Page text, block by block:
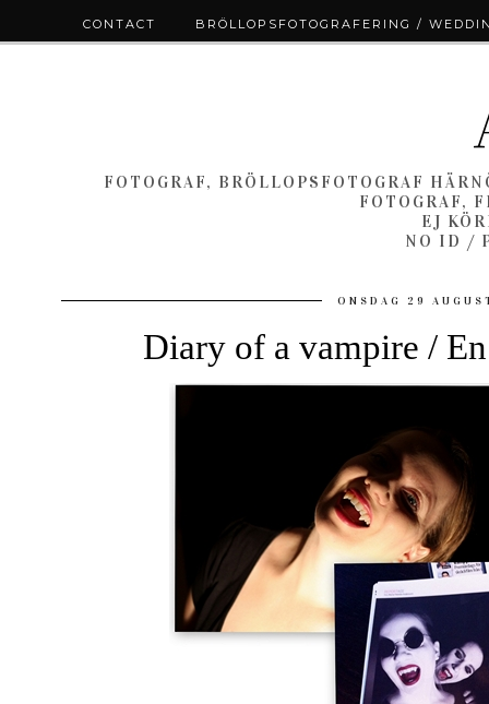
FOTOGRAF, BRÖLLOPSFOTOGRAF
FOTOGRAF,
EJ
NO ID /
ONSDAG 29
Diary of a vampire /
CONTACT BRÖLLOPSFOTOGRAFERING /